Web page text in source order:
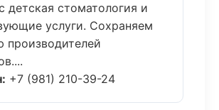
детская стоматология и
услуги. Сохраняем
производителей
+7 (981) 210-39-24